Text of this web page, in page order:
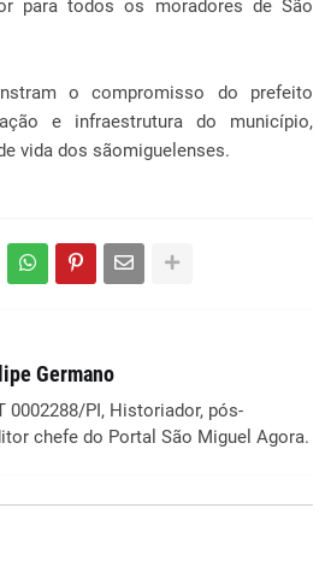
para todos os moradores de São
o compromisso do prefeito
e infraestrutura do município,
vida dos sãomiguelenses.
Germano
0002288/PI, Historiador, pós-
chefe do Portal São Miguel Agora.